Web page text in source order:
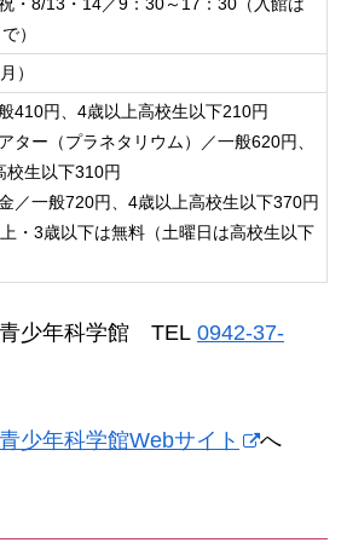
）
）
410円、4歳以上高校生以下210円
ター（プラネタリウム）／一般620円、
校生以下310円
／一般720円、4歳以上高校生以下370円
・3歳以下は無料（土曜日は高校生以下
少年科学館 TEL 0942-37-
少年科学館Webサイト へ